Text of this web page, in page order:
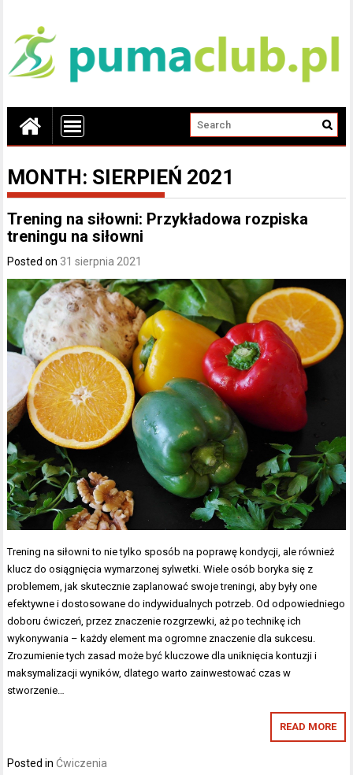
MONTH: SIERPIEŃ 2021
Trening na siłowni: Przykładowa rozpiska
treningu na siłowni
Posted on 31 sierpnia 2021
Trening na siłowni to nie tylko sposób na poprawę kondycji, ale również
klucz do osiągnięcia wymarzonej sylwetki. Wiele osób boryka się z
problemem, jak skutecznie zaplanować swoje treningi, aby były one
efektywne i dostosowane do indywidualnych potrzeb. Od odpowiedniego
doboru ćwiczeń, przez znaczenie rozgrzewki, aż po technikę ich
wykonywania – każdy element ma ogromne znaczenie dla sukcesu.
Zrozumienie tych zasad może być kluczowe dla uniknięcia kontuzji i
maksymalizacji wyników, dlatego warto zainwestować czas w
stworzenie…
READ MORE
Posted in Ćwiczenia